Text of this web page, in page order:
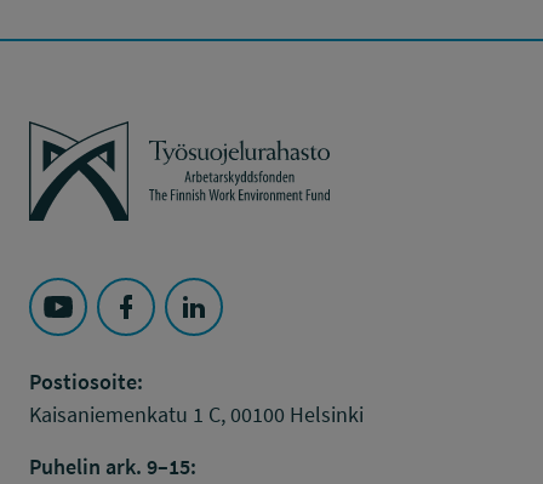
Työsuojelurahasto
Seuraa Työsuojelurahasto kohteessa: YouTube
Seuraa Työsuojelurahasto kohteessa:
Seuraa Työsuojelurahasto kohteessa:
Postiosoite:
Kaisaniemenkatu 1 C, 00100 Helsinki
Puhelin ark. 9–15: